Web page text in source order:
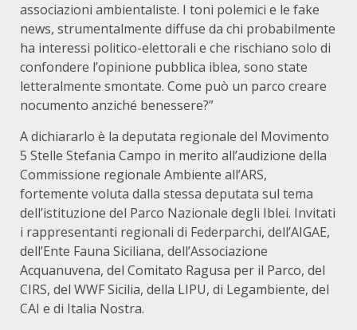
associazioni ambientaliste. I toni polemici e le fake
news, strumentalmente diffuse da chi probabilmente
ha interessi politico-elettorali e che rischiano solo di
confondere l’opinione pubblica iblea, sono state
letteralmente smontate. Come può un parco creare
nocumento anziché benessere?”
A dichiararlo è la deputata regionale del Movimento
5 Stelle Stefania Campo in merito all’audizione della
Commissione regionale Ambiente all’ARS,
fortemente voluta dalla stessa deputata sul tema
dell’istituzione del Parco Nazionale degli Iblei. Invitati
i rappresentanti regionali di Federparchi, dell’AIGAE,
dell’Ente Fauna Siciliana, dell’Associazione
Acquanuvena, del Comitato Ragusa per il Parco, del
CIRS, del WWF Sicilia, della LIPU, di Legambiente, del
CAI e di Italia Nostra.